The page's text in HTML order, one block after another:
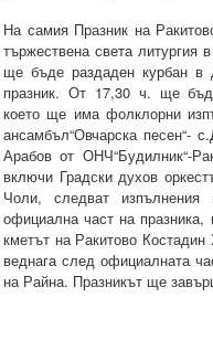
На самия Празник на
тържествена света литургия
ще бъде раздаден курбан в
празник. От 17,30 ч. ще
което ще има фолклорни
ансамбъл“Овчарска песен“-
Арабов от ОНЧ“Будилник“-
включи Градски духов
Чоли, следват
официална част на празника,
кметът на Ракитово
веднага след официалната
на Райна. Празникът ще